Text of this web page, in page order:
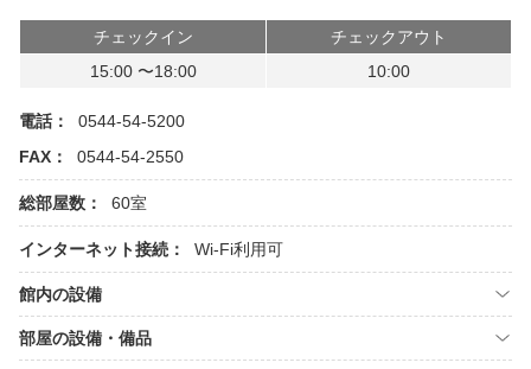
チェックイン
チェックアウト
15:00 〜18:00
10:00
電話：
0544-54-5200
FAX：
0544-54-2550
総部屋数： 60室
インターネット接続： Wi-Fi利用可
館内の設備
部屋の設備・備品